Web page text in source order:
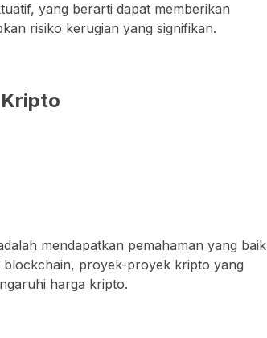
yang berarti dapat memberikan
risiko kerugian yang signifikan.
mendapatkan pemahaman yang baik
proyek-proyek kripto yang
harga kripto.